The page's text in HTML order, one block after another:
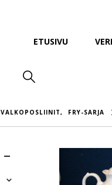
ETUSIVU
VALKOPOSLIINIT, FRY-SARJA